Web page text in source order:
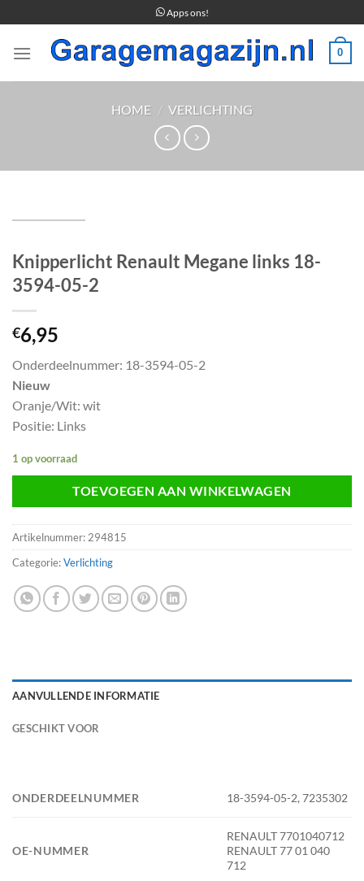
naar
inhoud
Apps ons!
0
HOME / VERLICHTING
Knipperlicht Renault Megane links 18-
3594-05-2
€6,95
Onderdeelnummer: 18-3594-05-2
Nieuw
Oranje/Wit: wit
Positie: Links
1 op voorraad
TOEVOEGEN AAN WINKELWAGEN
Artikelnummer: 294815
Categorie:Verlichting
AANVULLENDE INFORMATIE
GESCHIKT VOOR
ONDERDEELNUMMER 18-3594-05-2, 7235302
OE-NUMMER
RENAULT 7701040712
RENAULT 77 01 040
712